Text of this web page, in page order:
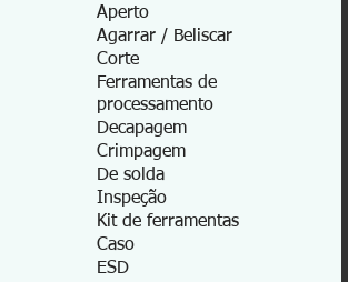
Aperto
Agarrar / Beliscar
Corte
Ferramentas de
processamento
Decapagem
Crimpagem
De solda
Inspeção
Kit de ferramentas
Caso
ESD